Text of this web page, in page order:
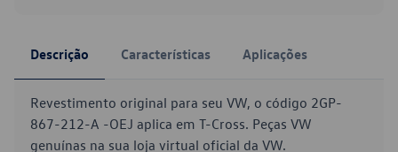
Descrição Características Aplicações
Revestimento original para seu VW, o código 2GP-
867-212-A -OEJ aplica em T-Cross. Peças VW
genuínas na sua loja virtual oficial da VW.